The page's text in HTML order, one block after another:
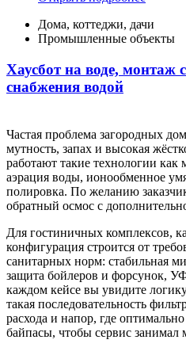
Дома, коттеджи, дачи
Промышленные объекты
Хаусбот на воде, монтаж
снабжения водой
Частая проблема загородных
мутность, запах и высокая
работают такие технологии как
аэрация воды, ионообменное
полировка. По желанию
обратный осмос с
Для гостиничных комплексов,
конфигурация строится от
санитарных норм: стабильная
защита бойлеров и форсунок,
каждом кейсе вы увидите
такая последовательность
расхода и напор, где
байпасы, чтобы сервис занимал